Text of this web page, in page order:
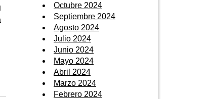
Octubre 2024
Septiembre 2024
Agosto 2024
Julio 2024
Junio 2024
Mayo 2024
Abril 2024
Marzo 2024
Febrero 2024